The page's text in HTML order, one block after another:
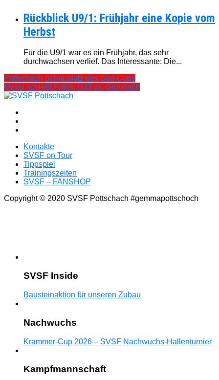
Rückblick U9/1: Frühjahr eine Kopie vom
Herbst
Für die U9/1 war es ein Frühjahr, das sehr
durchwachsen verlief. Das Interessante: Die...
Pottschach Schauplatz des Süd-Cups
Messi schießt Fotos: U23 vs. Grünbach
Kontakte
SVSF on Tour
Tippspiel
Trainingszeiten
SVSF – FANSHOP
Copyright © 2020 SVSF Pottschach #gemmapottschoch
SVSF Inside
Bausteinaktion für unseren Zubau
Nachwuchs
Krammer-Cup 2026 – SVSF Nachwuchs-Hallenturnier
Kampfmannschaft